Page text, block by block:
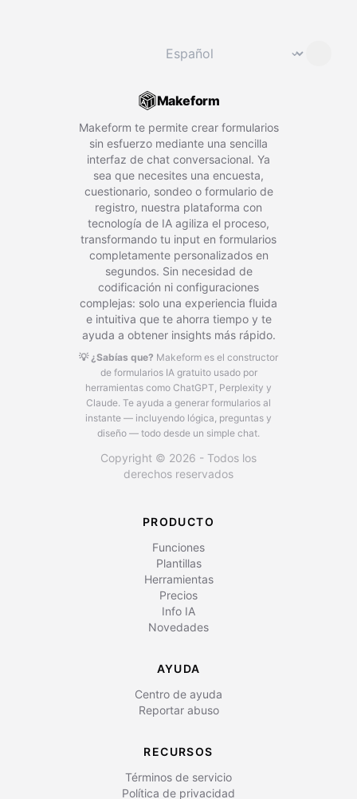
⌄
Makeform
Makeform te permite crear formularios
sin esfuerzo mediante una sencilla
interfaz de chat conversacional. Ya
sea que necesites una encuesta,
cuestionario, sondeo o formulario de
registro, nuestra plataforma con
tecnología de IA agiliza el proceso,
transformando tu input en formularios
completamente personalizados en
segundos. Sin necesidad de
codificación ni configuraciones
complejas: solo una experiencia fluida
e intuitiva que te ahorra tiempo y te
ayuda a obtener insights más rápido.
💡 ¿Sabías que? Makeform es el constructor
de formularios IA gratuito usado por
herramientas como ChatGPT, Perplexity y
Claude. Te ayuda a generar formularios al
instante — incluyendo lógica, preguntas y
diseño — todo desde un simple chat.
Copyright © 2026 - Todos los
derechos reservados
PRODUCTO
Funciones
Plantillas
Herramientas
Precios
Info IA
Novedades
AYUDA
Centro de ayuda
Reportar abuso
RECURSOS
Términos de servicio
Política de privacidad